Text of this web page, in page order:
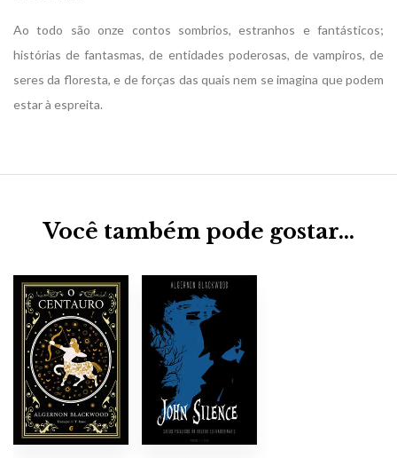
Ao todo são onze contos sombrios, estranhos e fantásticos;
histórias de fantasmas, de entidades poderosas, de vampiros, de
seres da floresta, e de forças das quais nem se imagina que podem
estar à espreita.
Você também pode gostar…